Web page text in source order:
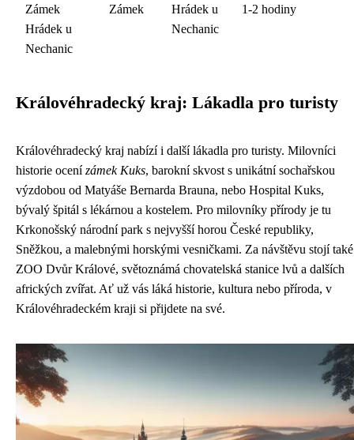
Zámek
Hrádek u
Nechanic
Zámek
Hrádek u
Nechanic
1-2 hodiny
Královéhradecký kraj: Lákadla pro turisty
Královéhradecký kraj nabízí i další lákadla pro turisty. Milovníci
historie ocenízámek Kuks, barokní skvost s unikátní sochařskou
výzdobou od Matyáše Bernarda Brauna, nebo Hospital Kuks,
bývalý špitál s lékárnou a kostelem. Pro milovníky přírody je tu
Krkonošský národní park s nejvyšší horou České republiky,
Sněžkou, a malebnými horskými vesničkami. Za návštěvu stojí také
ZOO Dvůr Králové, světoznámá chovatelská stanice lvů a dalších
afrických zvířat. Ať už vás láká historie, kultura nebo příroda, v
Královéhradeckém kraji si přijdete na své.